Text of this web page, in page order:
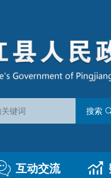
搜索
互动交流